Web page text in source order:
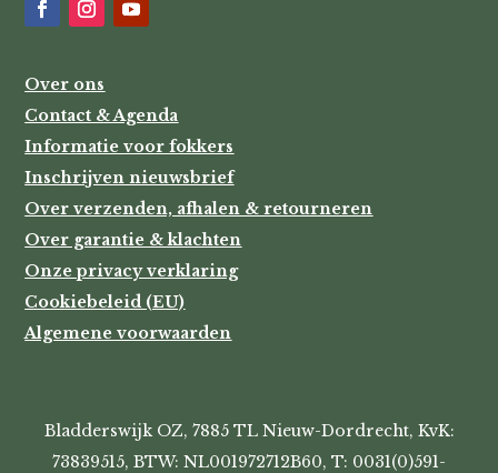
Over ons
Contact & Agenda
Informatie voor fokkers
Inschrijven nieuwsbrief
Over verzenden, afhalen & retourneren
Over garantie & klachten
Onze privacy verklaring
Cookiebeleid (EU)
Algemene voorwaarden
Bladderswijk OZ, 7885 TL Nieuw-Dordrecht, KvK:
73839515, BTW: NL001972712B60, T: 0031(0)591-